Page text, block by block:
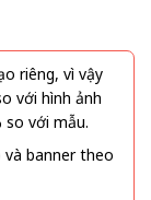
riêng, vì vậy
với hình ảnh
so với mẫu.
banner theo